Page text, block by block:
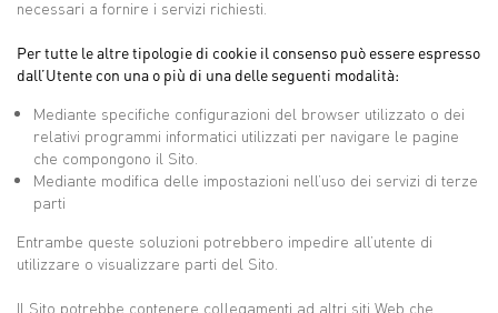
necessari a fornire i servizi richiesti.
Per tutte le altre tipologie di cookie il consenso può essere espresso
dall’Utente con una o più di una delle seguenti modalità:
Mediante specifiche configurazioni del browser utilizzato o dei
relativi programmi informatici utilizzati per navigare le pagine
che compongono il Sito.
Mediante modifica delle impostazioni nell’uso dei servizi di terze
parti
Entrambe queste soluzioni potrebbero impedire all’utente di
utilizzare o visualizzare parti del Sito.
Il Sito potrebbe contenere collegamenti ad altri siti Web che